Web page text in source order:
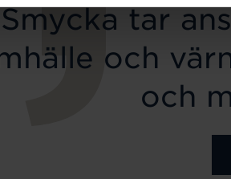
Smycka tar
och
och